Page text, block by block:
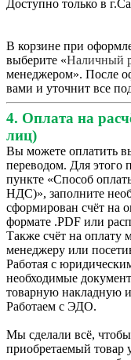
Доступно только в
В корзине при
выберите «Наличный
менеджером». После
вами и уточнит все
4. Оплата на
лиц)
Вы можете оплатить
переводом. Для этого
пункте «Способ
НДС)», заполните
сформирован счёт на
формате .PDF или
Также счёт на оплату
менеджеру или
Работая с
необходимые
товарную накладную
Работаем с ЭДО.
Мы сделали всё, чтобы
приобретаемый товар